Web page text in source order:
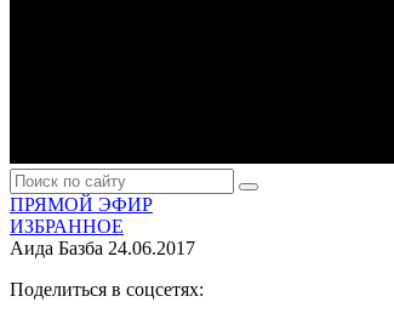
ПРЯМОЙ ЭФИР
ИЗБРАННОЕ
Аида Базба 24.06.2017
Поделиться в соцсетях: